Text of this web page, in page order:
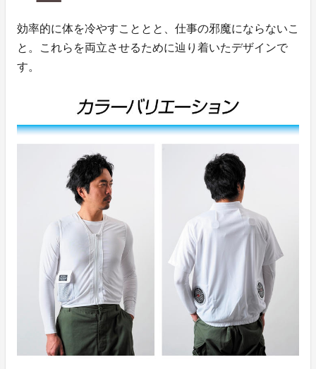
効率的に体を冷やすこととと、仕事の邪魔にならないこ
と。これらを両立させるために辿り着いたデザインで
す。